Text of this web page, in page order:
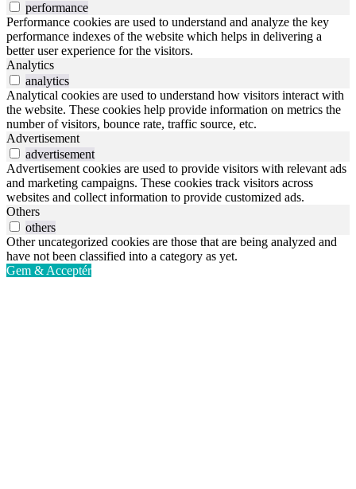
performance
Performance cookies are used to understand and analyze the key
performance indexes of the website which helps in delivering a
better user experience for the visitors.
Analytics
analytics
Analytical cookies are used to understand how visitors interact with
the website. These cookies help provide information on metrics the
number of visitors, bounce rate, traffic source, etc.
Advertisement
advertisement
Advertisement cookies are used to provide visitors with relevant ads
and marketing campaigns. These cookies track visitors across
websites and collect information to provide customized ads.
Others
others
Other uncategorized cookies are those that are being analyzed and
have not been classified into a category as yet.
Gem & Acceptér